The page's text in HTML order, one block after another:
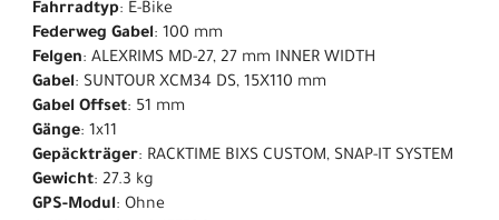
Fahrradtyp: E-Bike
Federweg Gabel: 100 mm
Felgen: ALEXRIMS MD-27, 27 mm INNER WIDTH
Gabel: SUNTOUR XCM34 DS, 15X110 mm
Gabel Offset: 51 mm
Gänge: 1x11
Gepäckträger: RACKTIME BIXS CUSTOM, SNAP-IT SYSTEM
Gewicht: 27.3 kg
GPS-Modul: Ohne